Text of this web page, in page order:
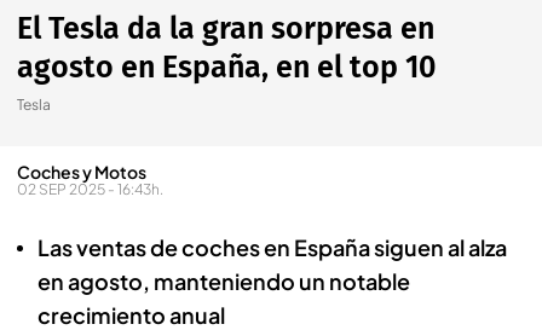
El Tesla da la gran sorpresa en
agosto en España, en el top 10
Tesla
Coches y Motos
02 SEP 2025 - 16:43h.
Las ventas de coches en España siguen al alza
en agosto, manteniendo un notable
crecimiento anual